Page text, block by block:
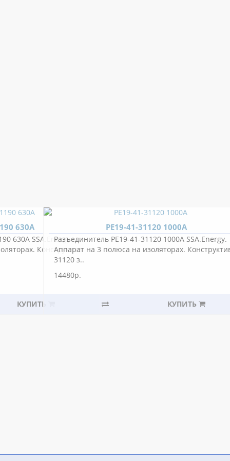
630А
630А SSA.Energy.
Конструктив
КУПИТЬ
РЕ19-41-31120 1000А
Разъединитель РЕ19-41-31120 1000А SSA.Energy.
Аппарат на 3 полюса на изоляторах.
31120 з..
14480р.
КУПИТЬ